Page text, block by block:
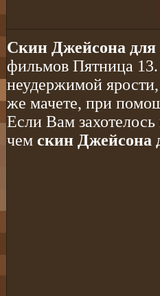
Cкин Джейсона
фильмов Пятница 13.
неудержимой
же мачете, при
Если Вам
чем скин Джейсона